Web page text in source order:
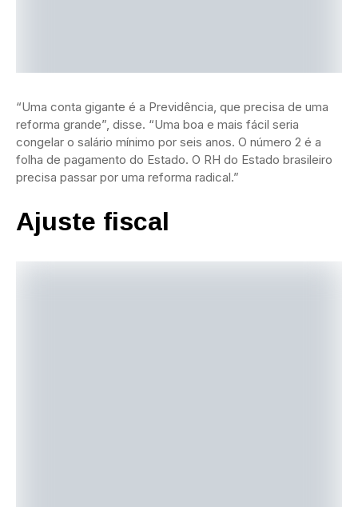
“Uma conta gigante é a Previdência, que precisa de uma
reforma grande”, disse. “Uma boa e mais fácil seria
congelar o salário mínimo por seis anos. O número 2 é a
folha de pagamento do Estado. O RH do Estado brasileiro
precisa passar por uma reforma radical.”
Ajuste fiscal